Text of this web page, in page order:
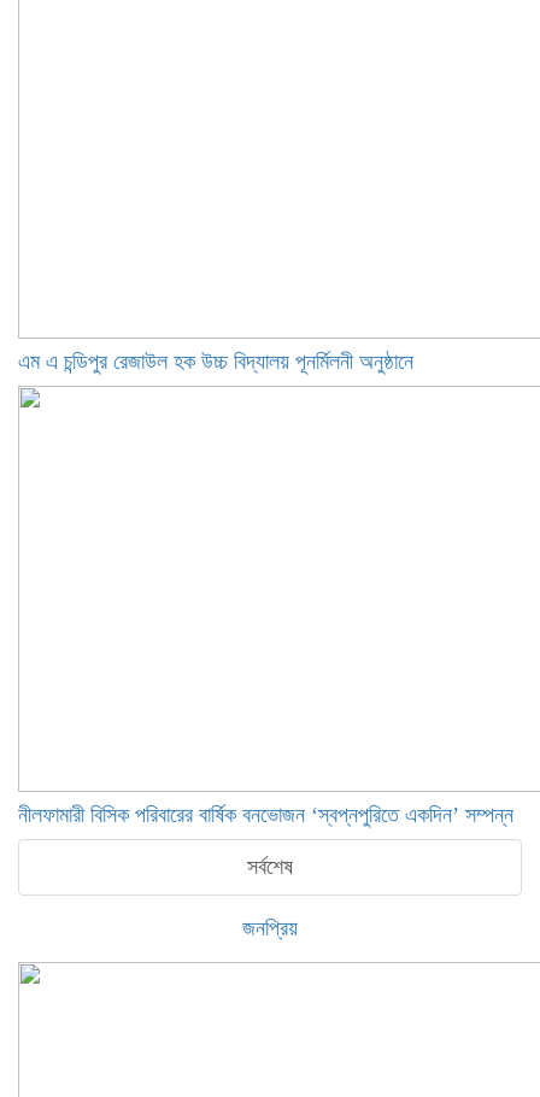
এম এ চন্ডিপুর রেজাউল হক উচ্চ বিদ্যালয় পূনর্মিলনী অনুষ্ঠানে
নীলফামারী বিসিক পরিবারের বার্ষিক বনভোজন ‘স্বপ্নপুরিতে একদিন’ সম্পন্ন
সর্বশেষ
জনপ্রিয়